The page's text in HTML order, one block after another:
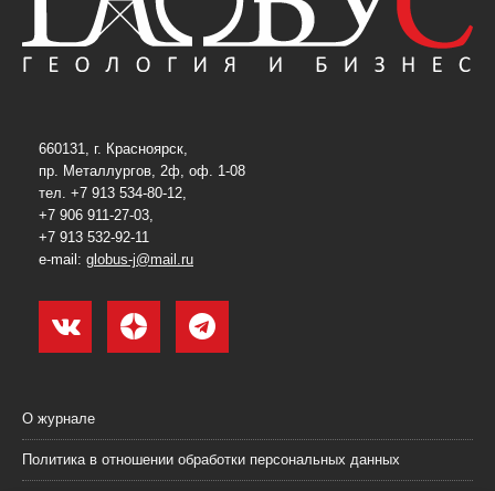
660131, г. Красноярск,
пр. Металлургов, 2ф, оф. 1-08
тел. +7 913 534-80-12,
+7 906 911-27-03,
+7 913 532-92-11
e-mail: globus-j@mail.ru
О журнале
Политика в отношении обработки персональных данных